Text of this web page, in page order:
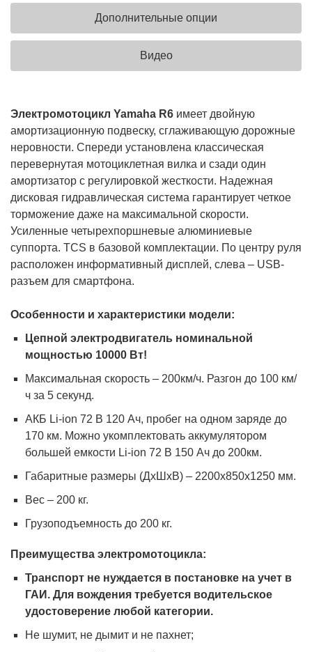
Дополнительные опции
Видео
Электромотоцикл Yamaha R6 имеет двойную
амортизационную подвеску, сглаживающую дорожные
неровности. Спереди установлена классическая
перевернутая мотоциклетная вилка и сзади один
амортизатор с регулировкой жесткости. Надежная
дисковая гидравлическая система гарантирует четкое
торможение даже на максимальной скорости.
Усиленные четырехпоршневые алюминиевые
суппорта. TCS в базовой комплектации. По центру руля
расположен информативный дисплей, слева – USB-
разъем для смартфона.
Особенности и характеристики модели:
Цепной электродвигатель номинальной
мощностью 10000 Вт!
Максимальная скорость – 200км/ч. Разгон до 100 км/
ч за 5 секунд.
АКБ Li-ion 72 В 120 Ач, пробег на одном заряде до
170 км. Можно укомплектовать аккумулятором
большей емкости Li-ion 72 В 150 Ач до 200км.
Габаритные размеры (ДxШxВ) – 2200x850x1250 мм.
Вес – 200 кг.
Грузоподъемность до 200 кг.
Преимущества электромотоцикла:
Транспорт не нуждается в постановке на учет в
ГАИ. Для вождения требуется водительское
удостоверение любой категории.
Не шумит, не дымит и не пахнет;